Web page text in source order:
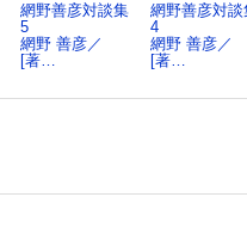
網野善彦対談集
5
網野 善彦／
[著…
網野善彦対談
4
網野 善彦／
[著…